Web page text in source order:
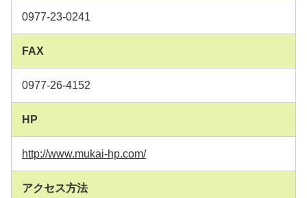
0977-23-0241
FAX
0977-26-4152
HP
http://www.mukai-hp.com/
アクセス方法